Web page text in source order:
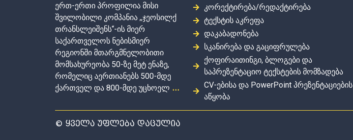
ერთ-ერთი პროფილია მისი
შვილობილი კომპანია ,,ჯეოსილქ
თრანსლეიშენს“-ის მიერ
საქართველოს ნებისმიერ
რეგიონში მთარგმნელობითი
მომსახურეობა 50-ზე მეტ ენაზე,
რომელიც აერთიანებს 500-მდე
ქართველ და 800-მდე უცხოელ ...
კორექტირება/რედაქტირება
ტექსტის აკრეფა
დაკაბადონება
სკანირება და გაციფრულება
ქოფირაითინგი, ბლოგები და
საპრეზენტაციო ტექსტების მომზადება
CV-ებისა და PowerPoint პრეზენტაციების
აწყობა
© ყველა უფლება დაცულია